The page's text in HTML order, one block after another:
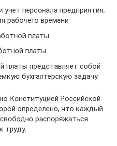
учет персонала предприятия,
рабочего времени
платы
платы
платы представляет собой
бухгалтерскую задачу.
Конституцией Российской
определено, что каждый
распоряжаться
труду.